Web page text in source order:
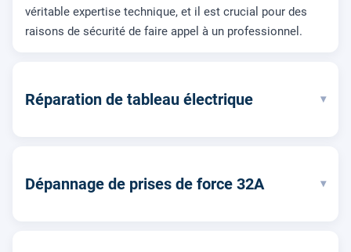
véritable expertise technique, et il est crucial pour des
raisons de sécurité de faire appel à un professionnel.
Réparation de tableau électrique ▾
Dépannage de prises de force 32A ▾